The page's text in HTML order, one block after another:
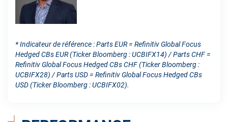
* Indicateur de référence : Parts EUR = Refinitiv Global Focus
Hedged CBs EUR (Ticker Bloomberg : UCBIFX14) / Parts CHF =
Refinitiv Global Focus Hedged CBs CHF (Ticker Bloomberg :
UCBIFX28) / Parts USD = Refinitiv Global Focus Hedged CBs
USD (Ticker Bloomberg : UCBIFX02).